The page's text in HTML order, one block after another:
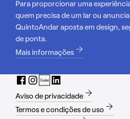
Para proporcionar uma
quem precisa de um lar ou
QuintoAndar aposta em design,
de ponta.
Mais informações
Aviso de privacidade
Termos e condições de uso